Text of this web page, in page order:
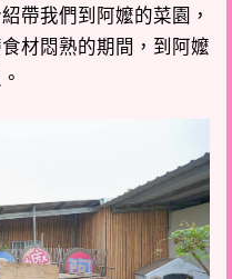
帶我們到阿嬤的菜園，
材悶熟的期間，到阿嬤